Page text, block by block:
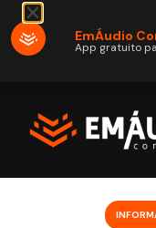
EmÁudio
App gratuito